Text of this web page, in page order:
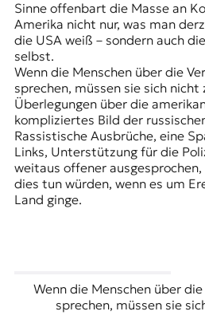
m
u
s
u
n
d
M
e
d
e
n
k
Sinne offenbart die Masse an
Amerika nicht nur, was man
die USA weiß – sondern auch
selbst.
Wenn die Menschen über die
sprechen, müssen sie sich nicht
Überlegungen über die
kompliziertes Bild der
Rassistische Ausbrüche, eine
Links, Unterstützung für die
weitaus offener
dies tun würden, wenn es um
Land ginge.
Wenn die Menschen über
sprechen, müssen sie